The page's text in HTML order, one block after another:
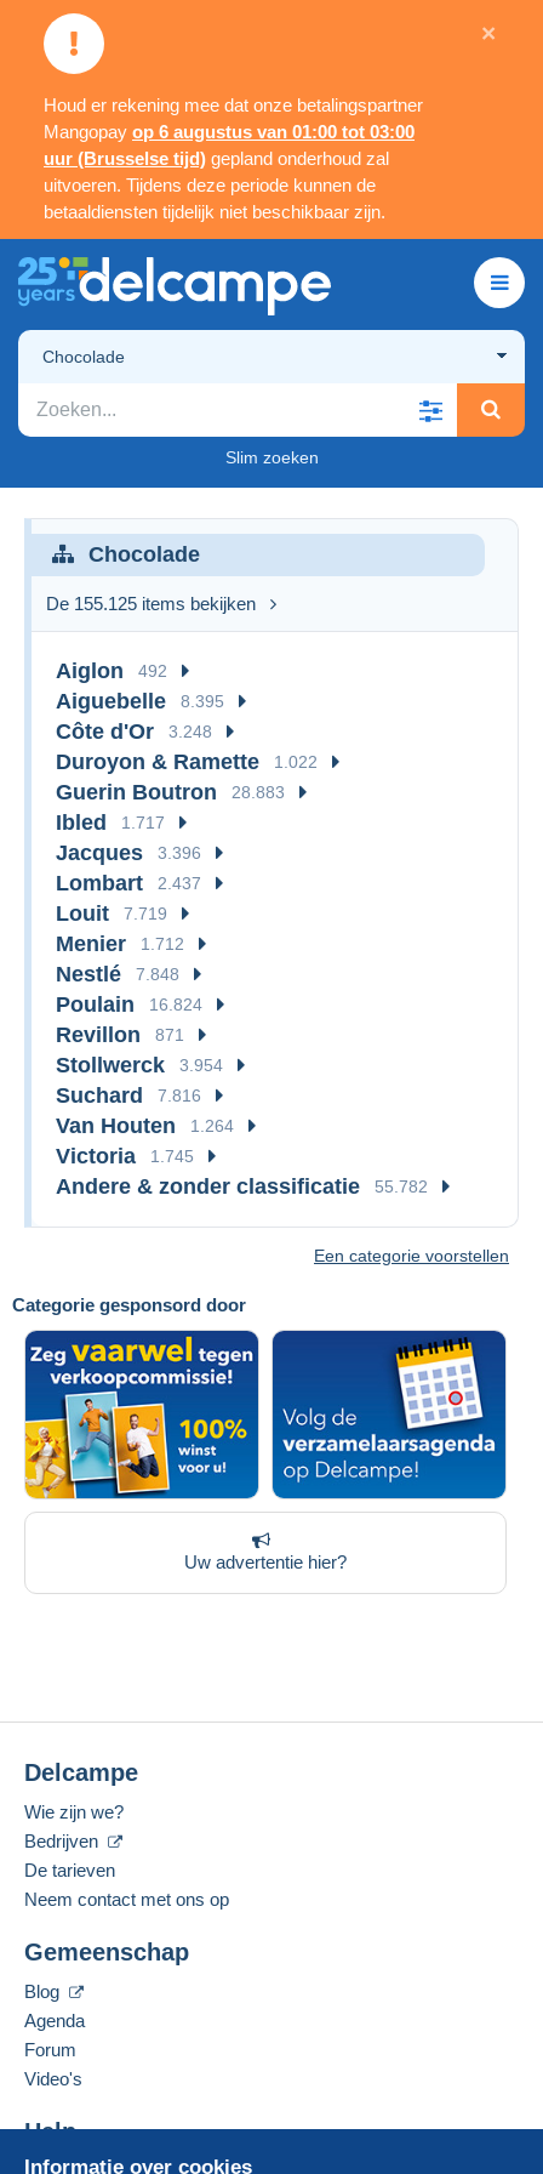
Houd er rekening mee dat onze betalingspartner
Mangopay op 6 augustus van 01:00 tot 03:00
uur (Brusselse tijd) gepland onderhoud zal
uitvoeren. Tijdens deze periode kunnen de
betaaldiensten tijdelijk niet beschikbaar zijn.
×
Chocolade
Slim zoeken
Categorie gesponsord door
Uw advertentie hier?
Chocolade
De 155.125 items bekijken
Aiglon 492
Aiguebelle 8.395
Côte d'Or 3.248
Duroyon & Ramette 1.022
Guerin Boutron 28.883
Ibled 1.717
Jacques 3.396
Lombart 2.437
Louit 7.719
Menier 1.712
Nestlé 7.848
Poulain 16.824
Revillon 871
Stollwerck 3.954
Suchard 7.816
Van Houten 1.264
Victoria 1.745
Andere & zonder classificatie 55.782
Een categorie voorstellen
Informatie over cookies
Delcampe
Wie zijn we?
Bedrijven
De tarieven
Neem contact met ons op
Gemeenschap
Blog
Agenda
Forum
Video's
Help